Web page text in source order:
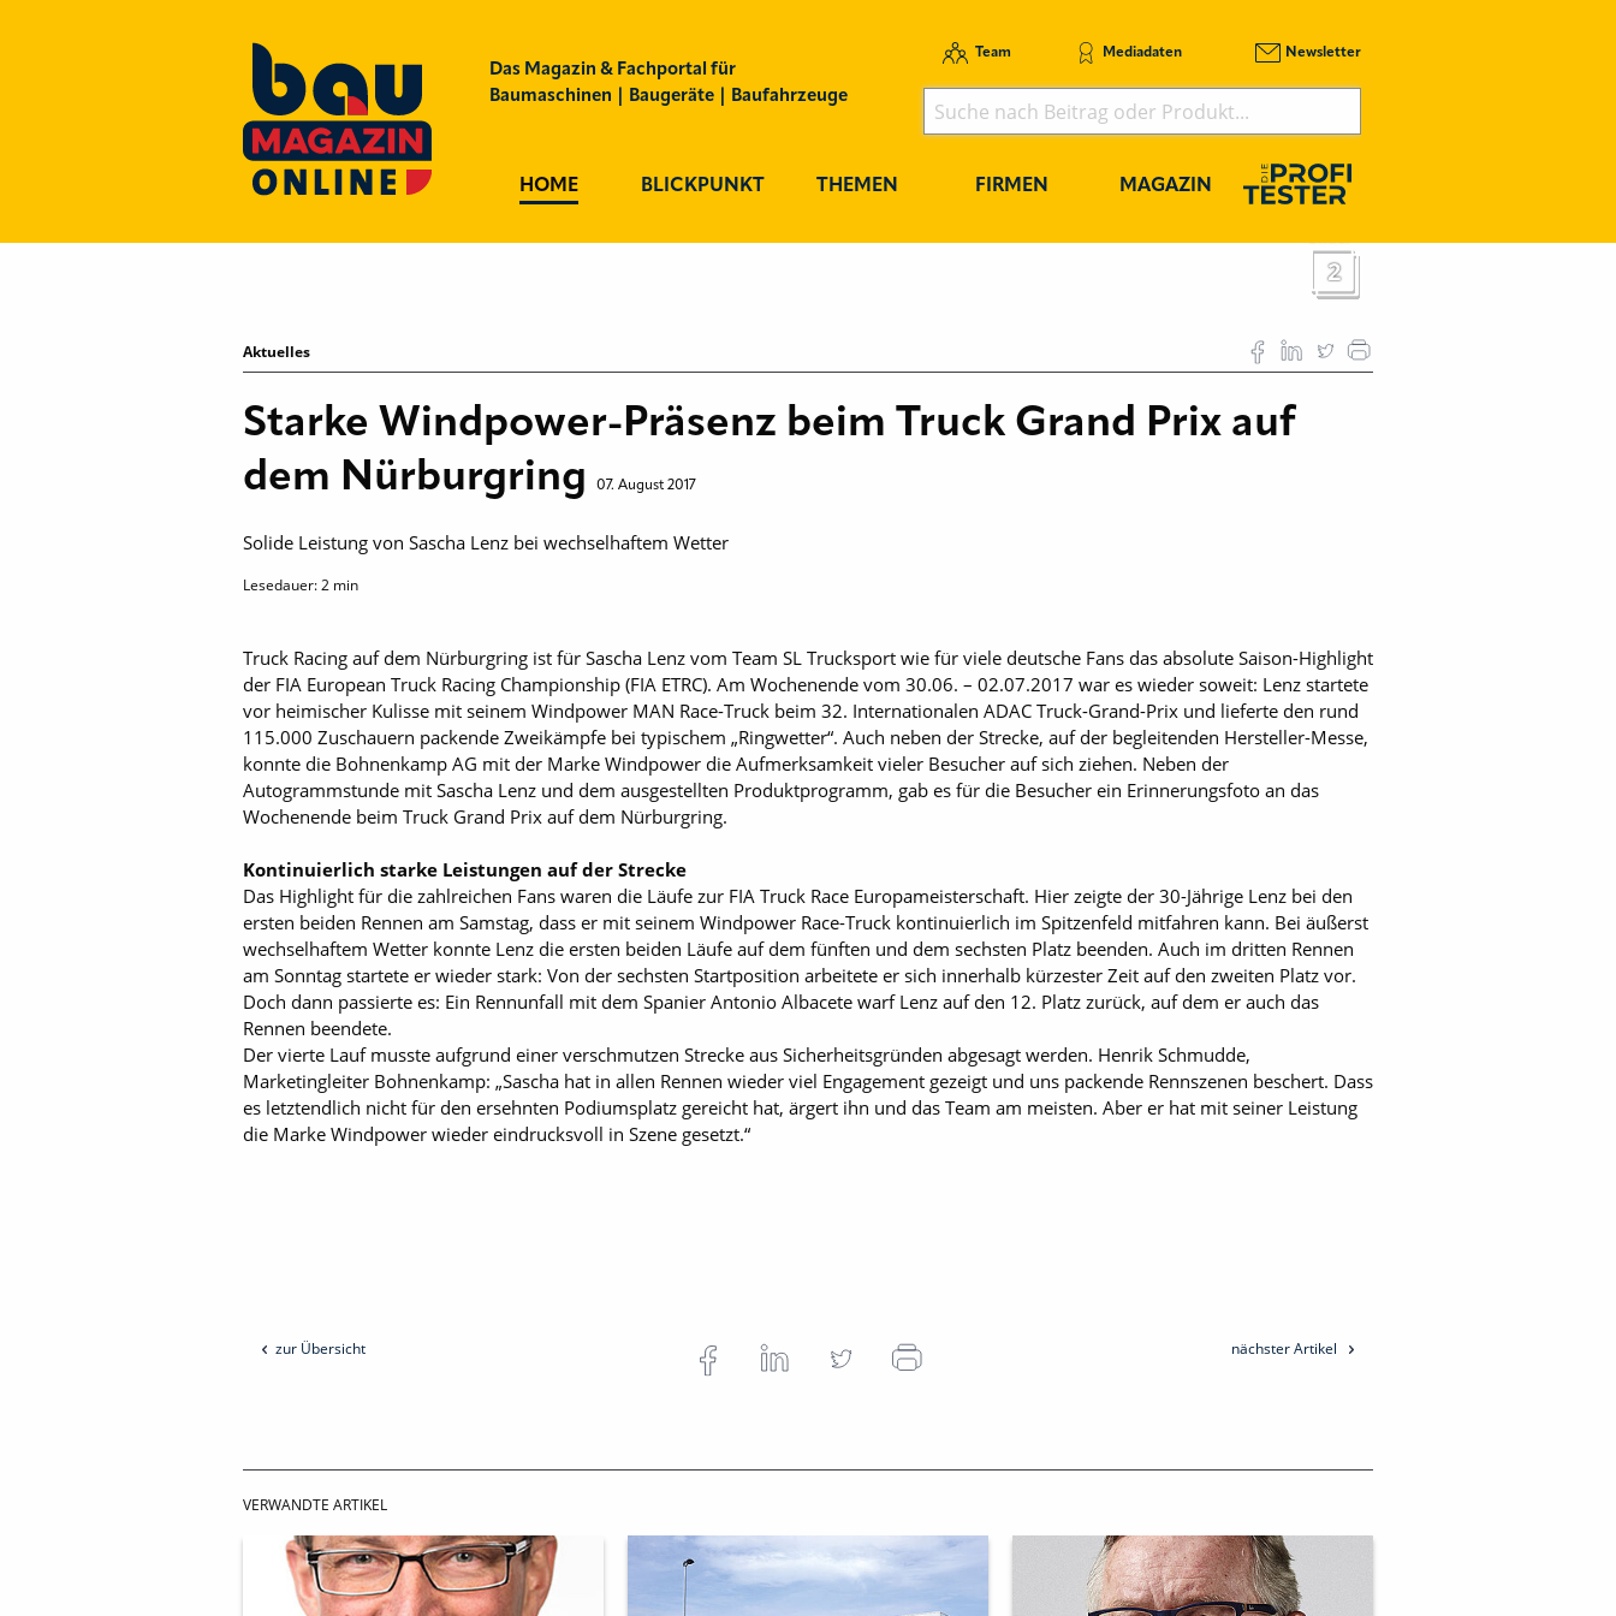
Das Magazin & Fachportal für
Baumaschinen | Baugeräte | Baufahrzeuge
Team Mediadaten Newsletter
HOME BLICKPUNKT THEMEN FIRMEN MAGAZIN
2
Aktuelles
Starke Windpower-Präsenz beim Truck Grand Prix auf
dem Nürburgring
07. August 2017
Solide Leistung von Sascha Lenz bei wechselhaftem Wetter
Lesedauer:2 min
Truck Racing auf dem Nürburgring ist für Sascha Lenz vom Team SL Trucksport wie für viele deutsche Fans das absolute Saison-Highlight
der FIA European Truck Racing Championship (FIA ETRC). Am Wochenende vom 30.06. – 02.07.2017 war es wieder soweit: Lenz startete
vor heimischer Kulisse mit seinem Windpower MAN Race-Truck beim 32. Internationalen ADAC Truck-Grand-Prix und lieferte den rund
115.000 Zuschauern packende Zweikämpfe bei typischem „Ringwetter“. Auch neben der Strecke, auf der begleitenden Hersteller-Messe,
konnte die Bohnenkamp AG mit der Marke Windpower die Aufmerksamkeit vieler Besucher auf sich ziehen. Neben der
Autogrammstunde mit Sascha Lenz und dem ausgestellten Produktprogramm, gab es für die Besucher ein Erinnerungsfoto an das
Wochenende beim Truck Grand Prix auf dem Nürburgring.
Kontinuierlich starke Leistungen auf der Strecke
Das Highlight für die zahlreichen Fans waren die Läufe zur FIA Truck Race Europameisterschaft. Hier zeigte der 30-Jährige Lenz bei den
ersten beiden Rennen am Samstag, dass er mit seinem Windpower Race-Truck kontinuierlich im Spitzenfeld mitfahren kann. Bei äußerst
wechselhaftem Wetter konnte Lenz die ersten beiden Läufe auf dem fünften und dem sechsten Platz beenden. Auch im dritten Rennen
am Sonntag startete er wieder stark: Von der sechsten Startposition arbeitete er sich innerhalb kürzester Zeit auf den zweiten Platz vor.
Doch dann passierte es: Ein Rennunfall mit dem Spanier Antonio Albacete warf Lenz auf den 12. Platz zurück, auf dem er auch das
Rennen beendete.
Der vierte Lauf musste aufgrund einer verschmutzen Strecke aus Sicherheitsgründen abgesagt werden. Henrik Schmudde,
Marketingleiter Bohnenkamp: „Sascha hat in allen Rennen wieder viel Engagement gezeigt und uns packende Rennszenen beschert. Dass
es letztendlich nicht für den ersehnten Podiumsplatz gereicht hat, ärgert ihn und das Team am meisten. Aber er hat mit seiner Leistung
die Marke Windpower wieder eindrucksvoll in Szene gesetzt.“
zur Übersicht nächster Artikel
VERWANDTE ARTIKEL